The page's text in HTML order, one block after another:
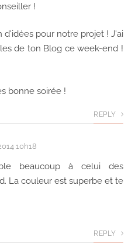
!
d'idées pour notre projet ! J'ai
de ton Blog ce week-end !
bonne soirée !
REPLY
10h18
beaucoup à celui des
La couleur est superbe et te
REPLY